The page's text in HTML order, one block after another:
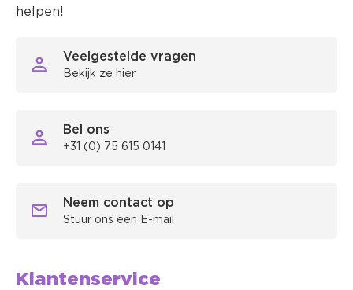
helpen!
Veelgestelde vragen
Bekijk ze hier
Bel ons
+31 (0) 75 615 0141
Neem contact op
Stuur ons een E-mail
Klantenservice